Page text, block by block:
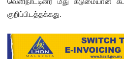
குறிப்பிடத்தக்கது.